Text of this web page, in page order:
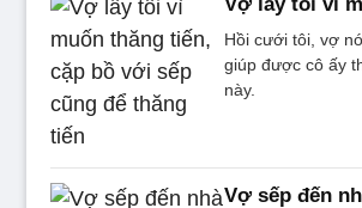
Hồi cưới tôi, vợ
giúp được cô ấy
này.
Vợ sếp đến